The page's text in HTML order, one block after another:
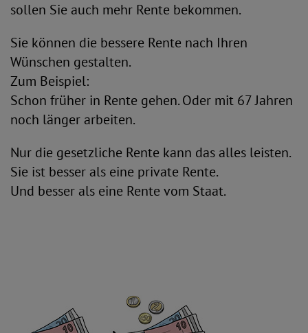
sollen Sie auch mehr Rente bekommen.
Sie können die bessere Rente nach Ihren
Wünschen gestalten.
Zum Beispiel:
Schon früher in Rente gehen. Oder mit 67 Jahren
noch länger arbeiten.
Nur die gesetzliche Rente kann das alles leisten.
Sie ist besser als eine private Rente.
Und besser als eine Rente vom Staat.